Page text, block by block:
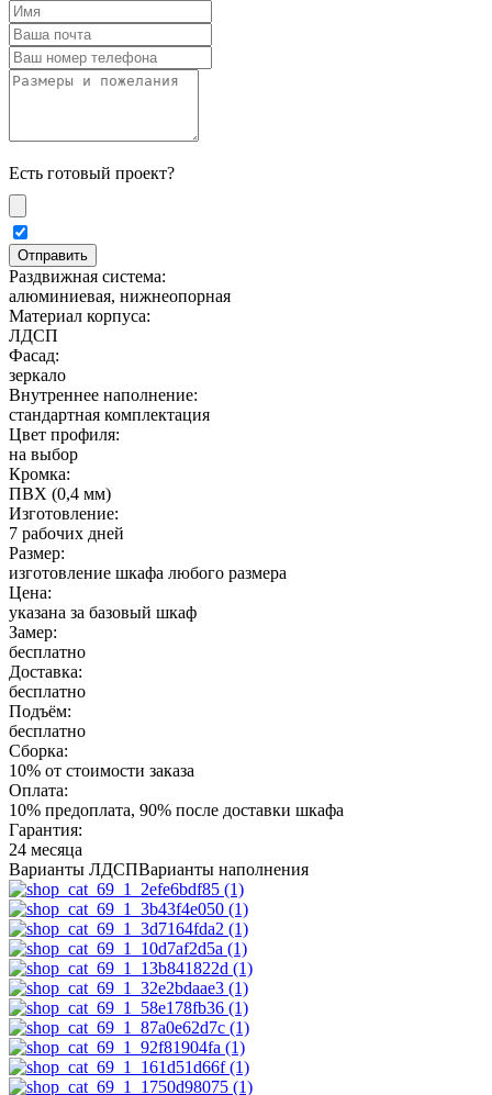
Есть готовый проект?
Раздвижная система:
алюминиевая, нижнеопорная
Материал корпуса:
ЛДСП
Фасад:
зеркало
Внутреннее наполнение:
стандартная комплектация
Цвет профиля:
на выбор
Кромка:
ПВХ (0,4 мм)
Изготовление:
7 рабочих дней
Размер:
изготовление шкафа любого размера
Цена:
указана за базовый шкаф
Замер:
бесплатно
Доставка:
бесплатно
Подъём:
бесплатно
Сборка:
10% от стоимости заказа
Оплата:
10% предоплата, 90% после доставки шкафа
Гарантия:
24 месяца
Варианты ЛДСПВарианты наполнения